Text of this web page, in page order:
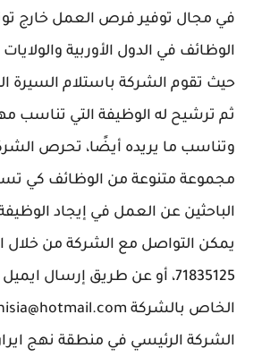
في مجال توفير فرص العمل خارج
الوظائف في الدول الأوربية والولايات
حيث تقوم الشركة باستلام السيرة
ثم ترشيح له الوظيفة التي تناسب
وتناسب ما يريده أيضًا، تحرص
مجموعة متنوعة من الوظائف كي
الباحثين عن العمل في إيجاد
يمكن التواصل مع الشركة من خلال
71835125، أو عن طريق إرسال
الشركة الرئيسي في منطقة نهج